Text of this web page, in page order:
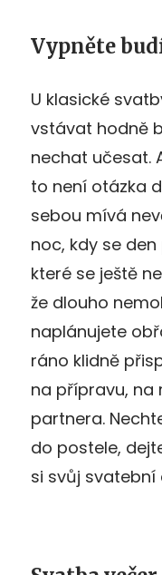
Vypněte
U klasické
vstávat hodně
nechat učesat.
to není otázka
sebou mívá
noc, kdy se
které se ještě
že dlouho
naplánujete
ráno klidně
na přípravu, na
partnera.
do postele,
si svůj svatební